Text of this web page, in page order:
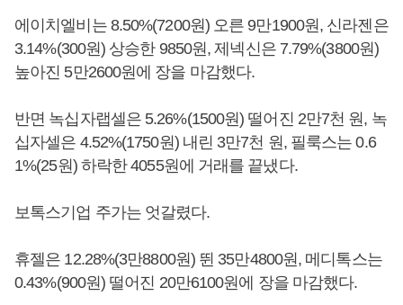
에이치엘비는 8.50%(7200원) 오른 9만1900원, 신라젠은
3.14%(300원) 상승한 9850원, 제넥신은 7.79%(3800원)
높아진 5만2600원에 장을 마감했다.
반면 녹십자랩셀은 5.26%(1500원) 떨어진 2만7천 원, 녹
십자셀은 4.52%(1750원) 내린 3만7천 원, 필룩스는 0.6
1%(25원) 하락한 4055원에 거래를 끝냈다.
보톡스기업 주가는 엇갈렸다.
휴젤은 12.28%(3만8800원) 뛴 35만4800원, 메디톡스는
0.43%(900원) 떨어진 20만6100원에 장을 마감했다.